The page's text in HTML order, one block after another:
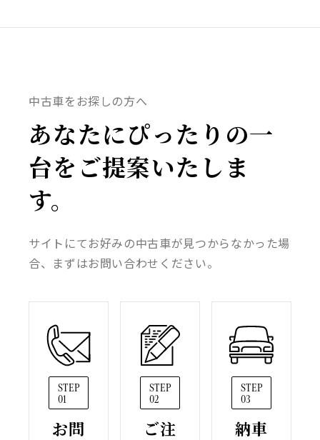
中古車をお探しの方へ
あなたにぴったりの一
台をご提案いたしま
す。
サイトにてお好みの中古車が見つからなかった場
合、まずはお問い合わせください。
STEP
01
お問
STEP
02
ご注
STEP
03
納車